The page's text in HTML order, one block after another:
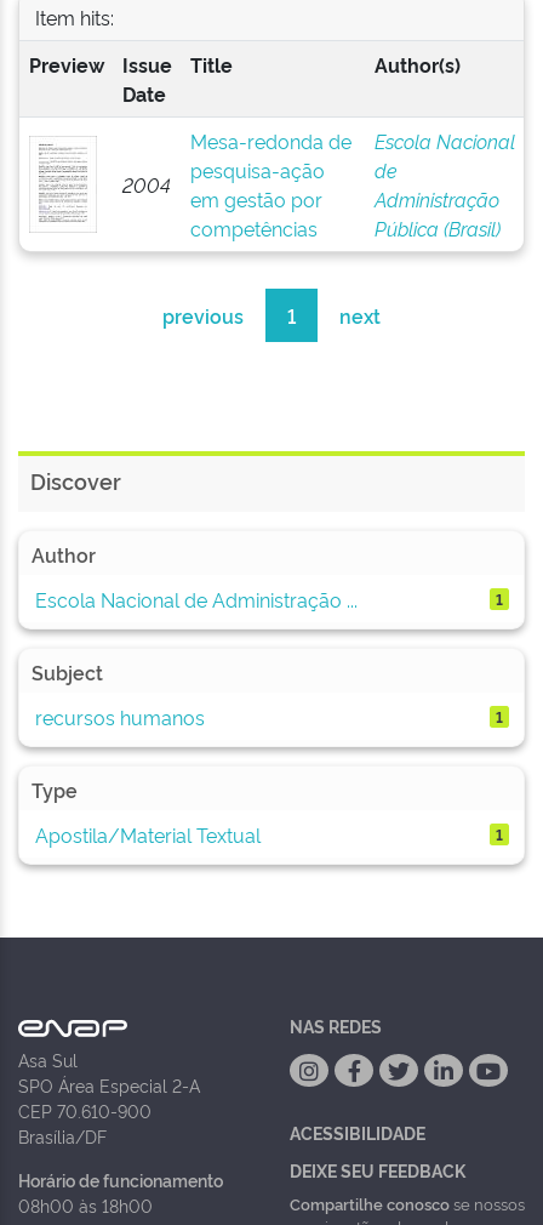
Item hits:
Preview
Issue
Date
Title Author(s)
2004
Mesa-redonda de
pesquisa-ação
em gestão por
competências
Escola Nacional
de
Administração
Pública (Brasil)
previous 1 next
Discover
Author
Escola Nacional de Administração ...
1
Subject
recursos humanos
1
Type
Apostila/Material Textual
1
Asa Sul
SPO Área Especial 2-A
CEP 70.610-900
Brasília/DF
Horário de funcionamento
08h00 às 18h00
NAS REDES
ACESSIBILIDADE
DEIXE SEU FEEDBACK
Compartilhe conoscose nossos